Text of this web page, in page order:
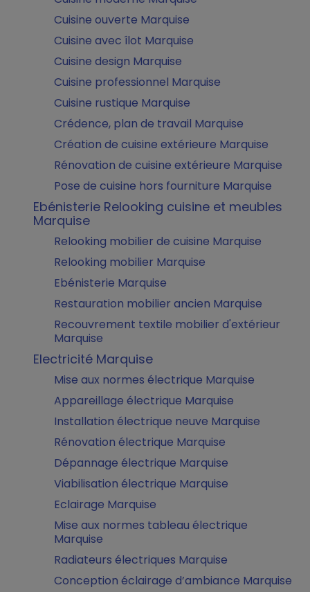
Cuisine ouverte Marquise
Cuisine avec îlot Marquise
Cuisine design Marquise
Cuisine professionnel Marquise
Cuisine rustique Marquise
Crédence, plan de travail Marquise
Création de cuisine extérieure Marquise
Rénovation de cuisine extérieure Marquise
Pose de cuisine hors fourniture Marquise
Ebénisterie Relooking cuisine et meubles
Marquise
Relooking mobilier de cuisine Marquise
Relooking mobilier Marquise
Ebénisterie Marquise
Restauration mobilier ancien Marquise
Recouvrement textile mobilier d'extérieur
Marquise
Electricité Marquise
Mise aux normes électrique Marquise
Appareillage électrique Marquise
Installation électrique neuve Marquise
Rénovation électrique Marquise
Dépannage électrique Marquise
Viabilisation électrique Marquise
Eclairage Marquise
Mise aux normes tableau électrique
Marquise
Radiateurs électriques Marquise
Conception éclairage d’ambiance Marquise